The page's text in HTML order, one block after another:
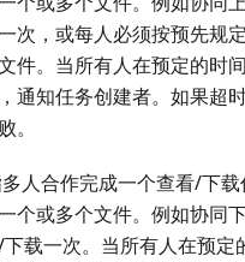
次，或每人必须按预先规
件。当所有人在预定的时
通知任务创建者。如果超
。
人合作完成一个查看/下
个或多个文件。例如协同
载一次。当所有人在预定